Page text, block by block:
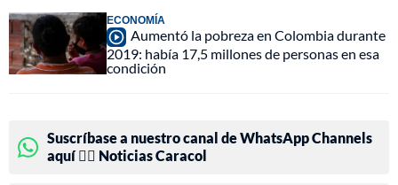
ECONOMÍA
Aumentó la pobreza en Colombia durante
2019: había 17,5 millones de personas en esa
condición
Suscríbase a nuestro canal de WhatsApp Channels
aquí 👉🏻 Noticias Caracol